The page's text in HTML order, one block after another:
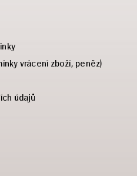
vrácení zboží, peněz)
údajů